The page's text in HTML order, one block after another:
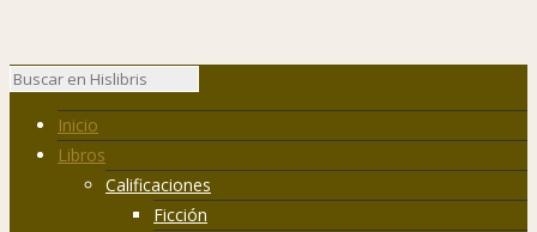
Inicio
Libros
Calificaciones
Ficción